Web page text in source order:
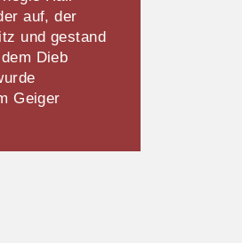
auf, der
und gestand
Dieb
Geiger